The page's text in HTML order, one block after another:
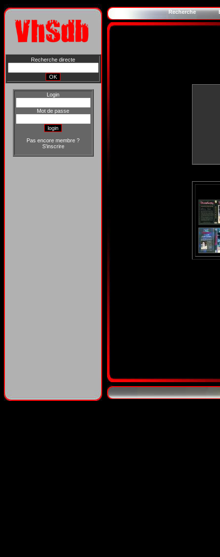
Recherche directe
Login
Mot de passe
Pas encore membre ?
S'inscrire
Recherche